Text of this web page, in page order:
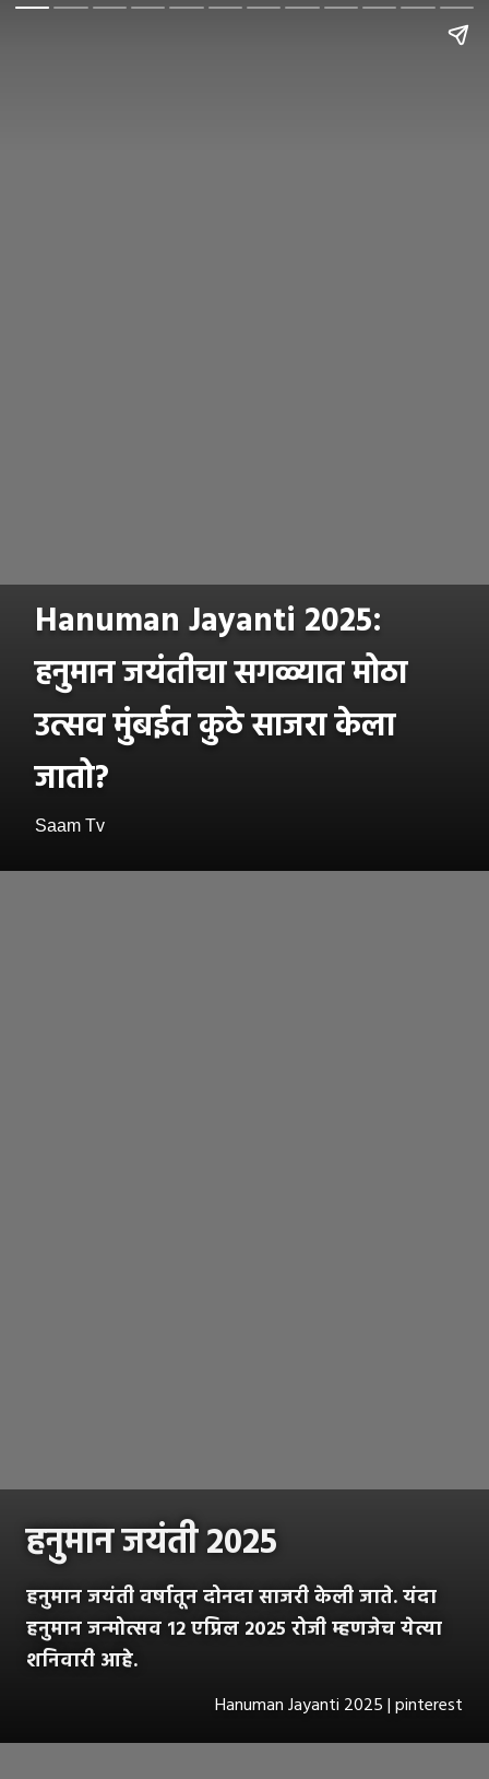
Hanuman Jayanti 2025:
हनुमान जयंतीचा सगळ्यात मोठा
उत्सव मुंबईत कुठे साजरा केला
जातो?
Saam Tv
हनुमान जयंती 2025
हनुमान जयंती वर्षातून दोनदा साजरी केली जाते. यंदा
हनुमान जन्मोत्सव १२ एप्रिल २०२५ रोजी म्हणजेच येत्या
शनिवारी आहे.
Hanuman Jayanti 2025 | pinterest